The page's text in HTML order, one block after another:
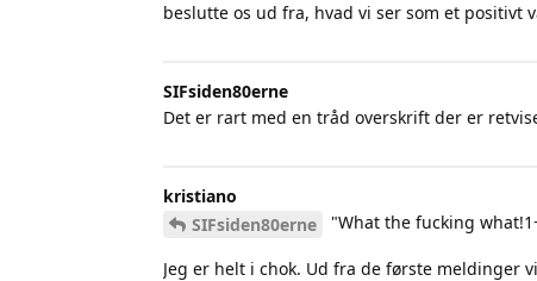
beslutte os ud fra, hvad vi ser som et positivt
SIFsiden80erne
Det er rart med en tråd overskrift der er
kristiano
SIFsiden80erne
"What the fucking
Jeg er helt i chok. Ud fra de første